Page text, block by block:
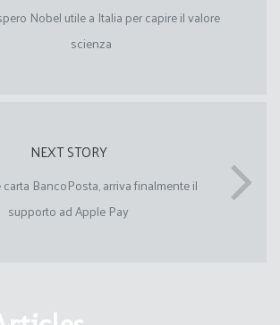
Nobel utile a Italia per capire il valore
scienza
NEXT STORY
BancoPosta, arriva finalmente il
supporto ad Apple Pay